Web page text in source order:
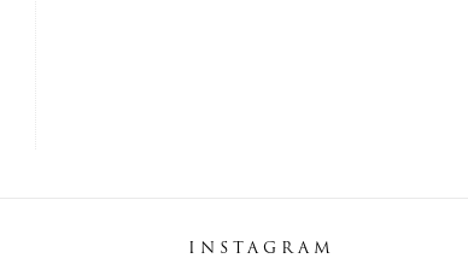
INSTAGRAM